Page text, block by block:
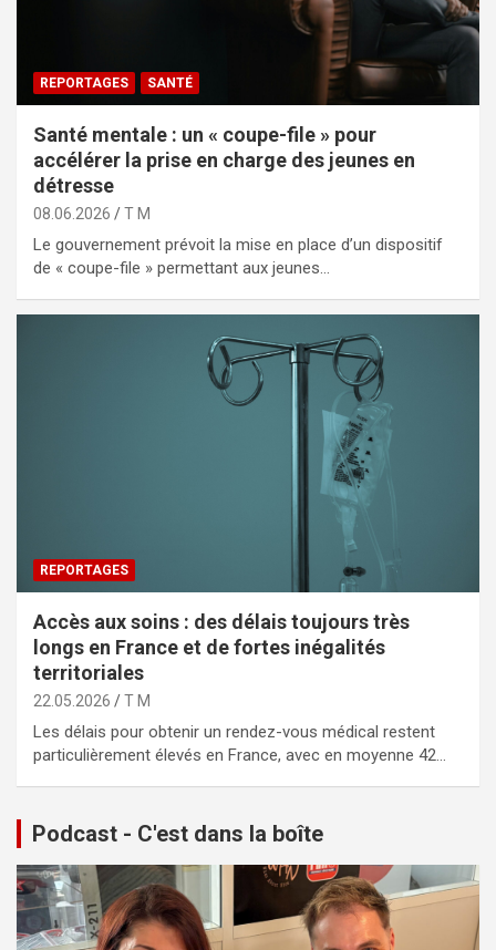
REPORTAGES SANTÉ
Santé mentale : un « coupe-file » pour
accélérer la prise en charge des jeunes en
détresse
08.06.2026 T M
Le gouvernement prévoit la mise en place d’un dispositif
de « coupe-file » permettant aux jeunes…
REPORTAGES
Accès aux soins : des délais toujours très
longs en France et de fortes inégalités
territoriales
22.05.2026 T M
Les délais pour obtenir un rendez-vous médical restent
particulièrement élevés en France, avec en moyenne 42…
Podcast - C'est dans la boîte